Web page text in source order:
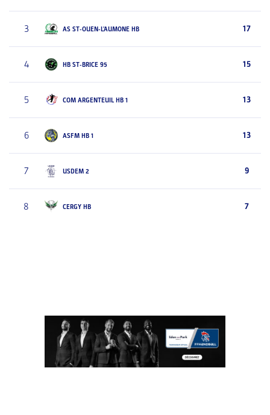
3 AS ST-OUEN-L'AUMONE HB 17
4 HB ST-BRICE 95 15
5 COM ARGENTEUIL HB 1 13
6 ASFM HB 1 13
7 USDEM 2 9
8 CERGY HB 7